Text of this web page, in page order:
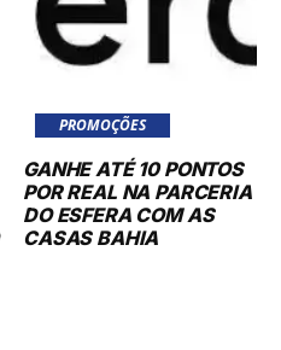
PROMOÇÕES
GANHE ATÉ 10 PONTOS
POR REAL NA PARCERIA
DO ESFERA COM AS
CASAS BAHIA